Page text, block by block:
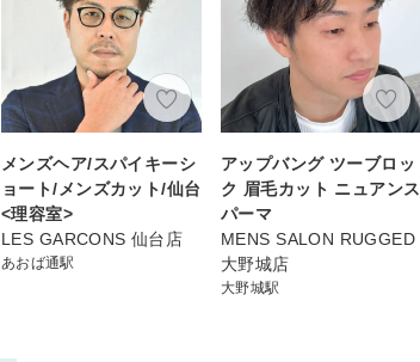
メンズヘア/スパイキーシ
ョート/メンズカット/仙台
<理容室>
LES GARCONS 仙台店
あおば通駅
アップバング ツーブロッ
ク 眉毛カット ニュアンス
パーマ
MENS SALON RUGGED
大野城店
大野城駅